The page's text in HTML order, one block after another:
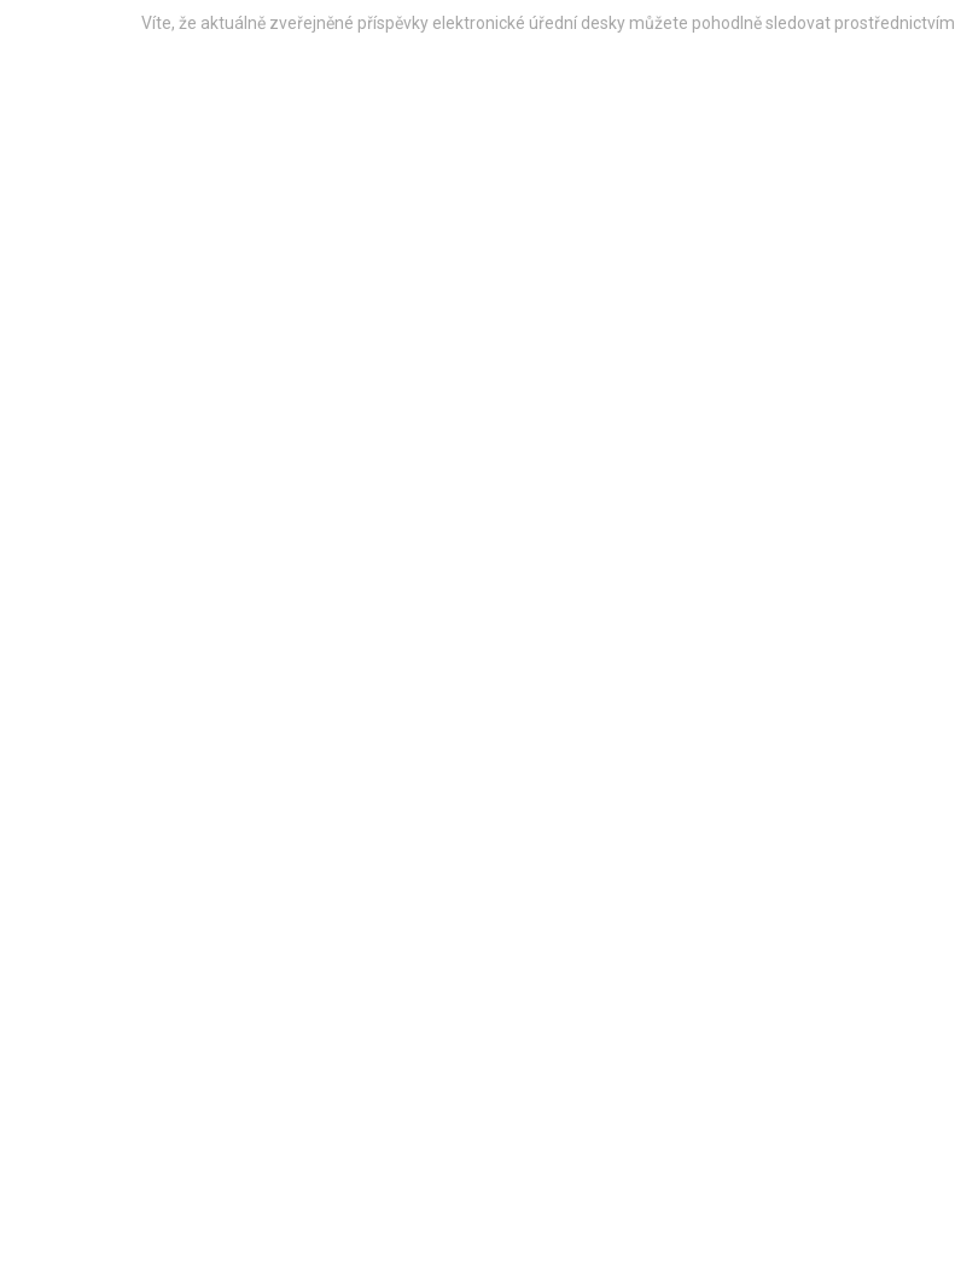
Víte, že aktuálně zveřejněné příspěvky elektronické úřední desky můžete pohodlně sledovat prostřednictvím